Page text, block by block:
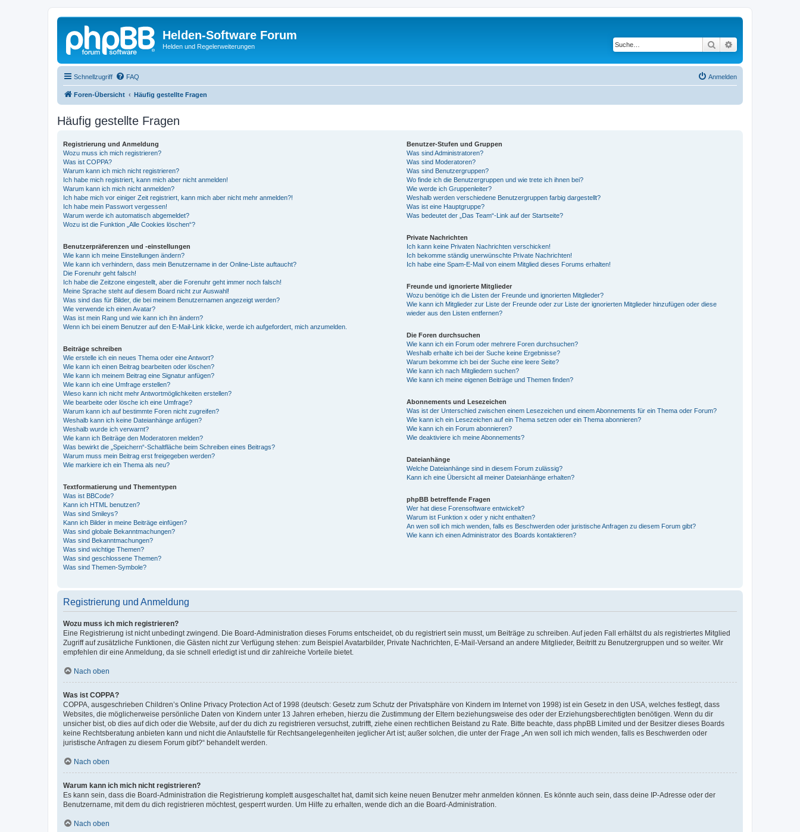
Helden-Software Forum
Helden und Regelerweiterungen Suche
Schnellzugriff FAQ Anmelden
Foren-Übersicht Häufig gestellte Fragen
Häufig gestellte Fragen
Registrierung und Anmeldung
Wozu muss ich mich registrieren?
Was ist COPPA?
Warum kann ich mich nicht registrieren?
Ich habe mich registriert, kann mich aber nicht anmelden!
Warum kann ich mich nicht anmelden?
Ich habe mich vor einiger Zeit registriert, kann mich aber nicht mehr anmelden?!
Ich habe mein Passwort vergessen!
Warum werde ich automatisch abgemeldet?
Wozu ist die Funktion „Alle Cookies löschen“?
Benutzerpräferenzen und -einstellungen
Wie kann ich meine Einstellungen ändern?
Wie kann ich verhindern, dass mein Benutzername in der Online-Liste auftaucht?
Die Forenuhr geht falsch!
Ich habe die Zeitzone eingestellt, aber die Forenuhr geht immer noch falsch!
Meine Sprache steht auf diesem Board nicht zur Auswahl!
Was sind das für Bilder, die bei meinem Benutzernamen angezeigt werden?
Wie verwende ich einen Avatar?
Was ist mein Rang und wie kann ich ihn ändern?
Wenn ich bei einem Benutzer auf den E-Mail-Link klicke, werde ich aufgefordert, mich anzumelden.
Beiträge schreiben
Wie erstelle ich ein neues Thema oder eine Antwort?
Wie kann ich einen Beitrag bearbeiten oder löschen?
Wie kann ich meinem Beitrag eine Signatur anfügen?
Wie kann ich eine Umfrage erstellen?
Wieso kann ich nicht mehr Antwortmöglichkeiten erstellen?
Wie bearbeite oder lösche ich eine Umfrage?
Warum kann ich auf bestimmte Foren nicht zugreifen?
Weshalb kann ich keine Dateianhänge anfügen?
Weshalb wurde ich verwarnt?
Wie kann ich Beiträge den Moderatoren melden?
Was bewirkt die „Speichern“-Schaltfläche beim Schreiben eines Beitrags?
Warum muss mein Beitrag erst freigegeben werden?
Wie markiere ich ein Thema als neu?
Textformatierung und Thementypen
Was ist BBCode?
Kann ich HTML benutzen?
Was sind Smileys?
Kann ich Bilder in meine Beiträge einfügen?
Was sind globale Bekanntmachungen?
Was sind Bekanntmachungen?
Was sind wichtige Themen?
Was sind geschlossene Themen?
Was sind Themen-Symbole?
Benutzer-Stufen und Gruppen
Was sind Administratoren?
Was sind Moderatoren?
Was sind Benutzergruppen?
Wo finde ich die Benutzergruppen und wie trete ich ihnen bei?
Wie werde ich Gruppenleiter?
Weshalb werden verschiedene Benutzergruppen farbig dargestellt?
Was ist eine Hauptgruppe?
Was bedeutet der „Das Team“-Link auf der Startseite?
Private Nachrichten
Ich kann keine Privaten Nachrichten verschicken!
Ich bekomme ständig unerwünschte Private Nachrichten!
Ich habe eine Spam-E-Mail von einem Mitglied dieses Forums erhalten!
Freunde und ignorierte Mitglieder
Wozu benötige ich die Listen der Freunde und ignorierten Mitglieder?
Wie kann ich Mitglieder zur Liste der Freunde oder zur Liste der ignorierten Mitglieder hinzufügen oder diese
wieder aus den Listen entfernen?
Die Foren durchsuchen
Wie kann ich ein Forum oder mehrere Foren durchsuchen?
Weshalb erhalte ich bei der Suche keine Ergebnisse?
Warum bekomme ich bei der Suche eine leere Seite?
Wie kann ich nach Mitgliedern suchen?
Wie kann ich meine eigenen Beiträge und Themen finden?
Abonnements und Lesezeichen
Was ist der Unterschied zwischen einem Lesezeichen und einem Abonnements für ein Thema oder Forum?
Wie kann ich ein Lesezeichen auf ein Thema setzen oder ein Thema abonnieren?
Wie kann ich ein Forum abonnieren?
Wie deaktiviere ich meine Abonnements?
Dateianhänge
Welche Dateianhänge sind in diesem Forum zulässig?
Kann ich eine Übersicht all meiner Dateianhänge erhalten?
phpBB betreffende Fragen
Wer hat diese Forensoftware entwickelt?
Warum ist Funktion x oder y nicht enthalten?
An wen soll ich mich wenden, falls es Beschwerden oder juristische Anfragen zu diesem Forum gibt?
Wie kann ich einen Administrator des Boards kontaktieren?
Registrierung und Anmeldung
Wozu muss ich mich registrieren?
Eine Registrierung ist nicht unbedingt zwingend. Die Board-Administration dieses Forums entscheidet, ob du registriert sein musst, um Beiträge zu schreiben. Auf jeden Fall erhältst du als registriertes Mitglied
Zugriff auf zusätzliche Funktionen, die Gästen nicht zur Verfügung stehen: zum Beispiel Avatarbilder, Private Nachrichten, E-Mail-Versand an andere Mitglieder, Beitritt zu Benutzergruppen und so weiter. Wir
empfehlen dir eine Anmeldung, da sie schnell erledigt ist und dir zahlreiche Vorteile bietet.
Nach oben
Was ist COPPA?
COPPA, ausgeschrieben Children’s Online Privacy Protection Act of 1998 (deutsch: Gesetz zum Schutz der Privatsphäre von Kindern im Internet von 1998) ist ein Gesetz in den USA, welches festlegt, dass
Websites, die möglicherweise persönliche Daten von Kindern unter 13 Jahren erheben, hierzu die Zustimmung der Eltern beziehungsweise des oder der Erziehungsberechtigten benötigen. Wenn du dir
unsicher bist, ob dies auf dich oder die Website, auf der du dich zu registrieren versuchst, zutrifft, ziehe einen rechtlichen Beistand zu Rate. Bitte beachte, dass phpBB Limited und der Besitzer dieses Boards
keine Rechtsberatung anbieten kann und nicht die Anlaufstelle für Rechtsangelegenheiten jeglicher Art ist; außer solchen, die unter der Frage „An wen soll ich mich wenden, falls es Beschwerden oder
juristische Anfragen zu diesem Forum gibt?“ behandelt werden.
Nach oben
Warum kann ich mich nicht registrieren?
Es kann sein, dass die Board-Administration die Registrierung komplett ausgeschaltet hat, damit sich keine neuen Benutzer mehr anmelden können. Es könnte auch sein, dass deine IP-Adresse oder der
Benutzername, mit dem du dich registrieren möchtest, gesperrt wurden. Um Hilfe zu erhalten, wende dich an die Board-Administration.
Nach oben